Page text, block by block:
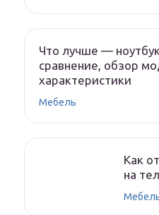
Что лучше —
сравнение, обзор
характеристики
Мебель
Как
на